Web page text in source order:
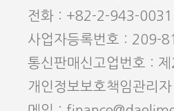
전화 : +82-2-943-
사업자등록번호 : 209-
통신판매신고업번호 :
개인정보보호책임관리